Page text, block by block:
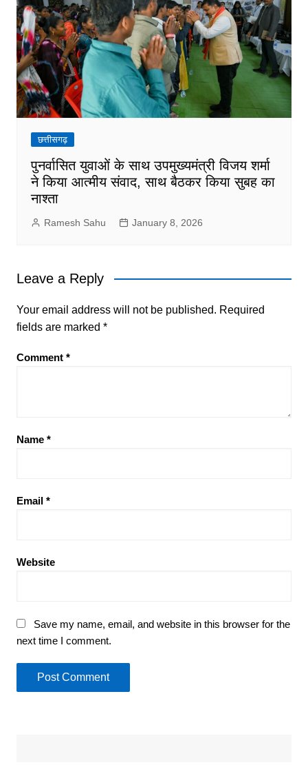
छत्तीसगढ़
पुनर्वासित युवाओं के साथ उपमुख्यमंत्री विजय शर्मा
ने किया आत्मीय संवाद, साथ बैठकर किया सुबह का
नाश्ता
Ramesh Sahu January 8, 2026
Leave a Reply
Your email address will not be published. Required
fields are marked *
Comment *
Name *
Email *
Website
Save my name, email, and website in this browser for the
next time I comment.